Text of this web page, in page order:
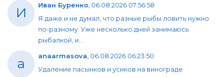
И Иван Буренко 06.08.2026 07:56:58
Я даже и не думал, что разные рыбы ловить нужно
по-разному. Уже несколько дней занимаюсь
рыбалкой, и...
a anaarmasova 06.08.2026 06:23:50
Удаление пасынков и усиков на винограде